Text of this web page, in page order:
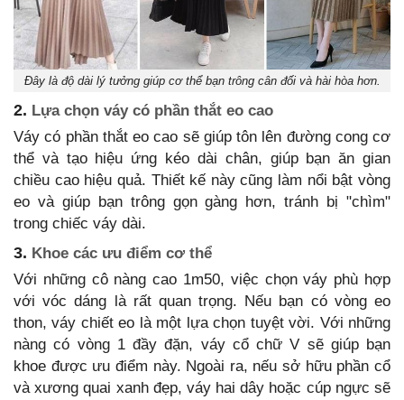
Đây là độ dài lý tưởng giúp cơ thể bạn trông cân đối và hài hòa hơn.
2. Lựa chọn váy có phần thắt eo cao
Váy có phần thắt eo cao sẽ giúp tôn lên đường cong cơ
thể và tạo hiệu ứng kéo dài chân, giúp bạn ăn gian
chiều cao hiệu quả. Thiết kế này cũng làm nổi bật vòng
eo và giúp bạn trông gọn gàng hơn, tránh bị "chìm"
trong chiếc váy dài.
3. Khoe các ưu điểm cơ thể
Với những cô nàng cao 1m50, việc chọn váy phù hợp
với vóc dáng là rất quan trọng. Nếu bạn có vòng eo
thon, váy chiết eo là một lựa chọn tuyệt vời. Với những
nàng có vòng 1 đầy đặn, váy cổ chữ V sẽ giúp bạn
khoe được ưu điểm này. Ngoài ra, nếu sở hữu phần cổ
và xương quai xanh đẹp, váy hai dây hoặc cúp ngực sẽ